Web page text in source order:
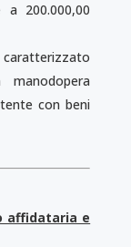
a 200.000,00
manodopera
con beni
affidataria e